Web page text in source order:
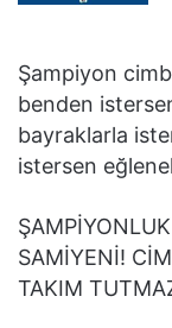
Şampiyon
benden
bayraklarla
istersen
SAMİYENİ!
TAKIM